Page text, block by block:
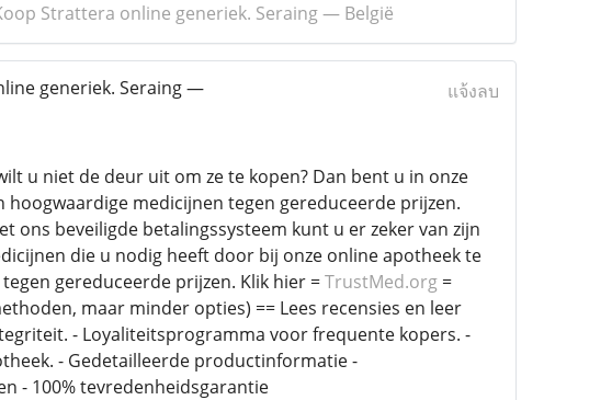
Strattera online generiek. Seraing — België
generiek. Seraing —
แจ้งลบ
u niet de deur uit om ze te kopen? Dan bent u in onze
medicijnen tegen gereduceerde prijzen.
ons beveiligde betalingssysteem kunt u er zeker van zijn
die u nodig heeft door bij onze online apotheek te
gereduceerde prijzen. Klik hier =TrustMed.org=
maar minder opties) == Lees recensies en leer
- Loyaliteitsprogramma voor frequente kopers. -
- Gedetailleerde productinformatie -
- 100% tevredenheidsgarantie